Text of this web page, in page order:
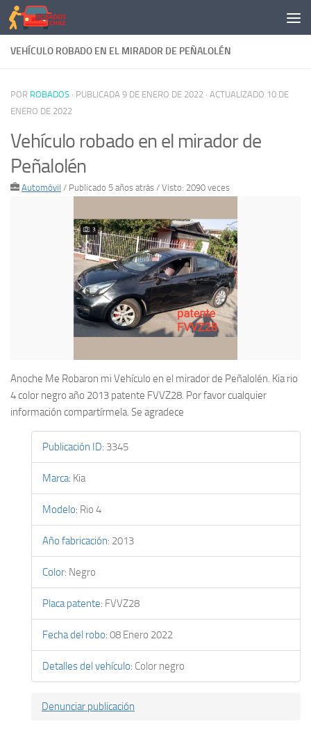
Saltar al contenido
VEHÍCULO ROBADO EN EL MIRADOR DE PEÑALOLÉN
POR ROBADOS · PUBLICADA 9 DE ENERO DE 2022 · ACTUALIZADO 10 DE
ENERO DE 2022
Vehículo robado en el mirador de
Peñalolén
Automóvil / Publicado 5 años atrás / Visto: 2090 veces
Anoche Me Robaron mi Vehículo en el mirador de Peñalolén. Kia rio
4 color negro año 2013 patente FVVZ28. Por favor cualquier
información compartírmela. Se agradece
Publicación ID: 3345
Marca: Kia
Modelo: Rio 4
Año fabricación: 2013
Color: Negro
Placa patente: FVVZ28
Fecha del robo: 08 Enero 2022
Detalles del vehículo: Color negro
Denunciar publicación